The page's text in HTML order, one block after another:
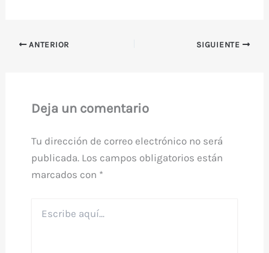
ANTERIOR SIGUIENTE
Deja un comentario
Tu dirección de correo electrónico no será
publicada. Los campos obligatorios están
marcados con *
aquí...